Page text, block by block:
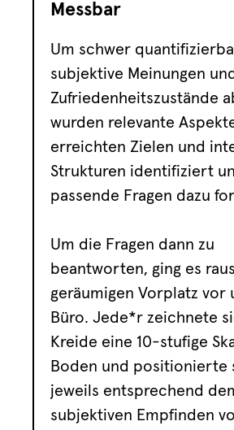
Messbar
Um schwer
subjektive Meinungen und
Zufriedenheitszustände
wurden relevante
erreichten Zielen und
Strukturen identifiziert
passende Fragen dazu
Um die Fragen dann zu
beantworten, ging es
geräumigen Vorplatz vor
Büro. Jede*r zeichnete
Kreide eine 10-stufige
Boden und positionierte
jeweils entsprechend
subjektiven Empfinden